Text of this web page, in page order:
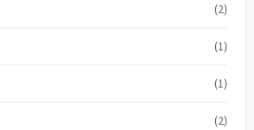
(2)
(1)
(1)
(2)